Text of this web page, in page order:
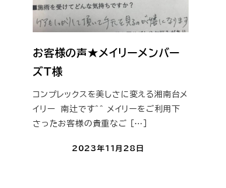
お客様の声★メイリーメンバー
ズT様
コンプレックスを美しさに変える湘南台メ
イリー 南辻です＾＾ メイリーをご利用下
さったお客様の貴重なご […]
2023年11月28日